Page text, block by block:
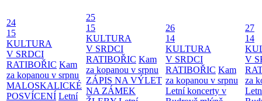
24
15
KULTURA
V SRDCI
RATIBOŘIC Kam
za kopanou v srpnu
MALOSKALICKÉ
POSVÍCENÍ Letní
25
15
KULTURA
V SRDCI
RATIBOŘIC Kam
za kopanou v srpnu
ZÁPIS NA VÝLET
NA ZÁMEK
26
14
KULTURA
V SRDCI
RATIBOŘIC Kam
za kopanou v srpnu
Letní koncerty v
27
14
V
za